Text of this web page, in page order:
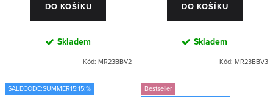
DO KOŠÍKU
Skladem
Kód: MR23BBV2
DO KOŠÍKU
Skladem
Kód: MR23BBV3
SALECODE:SUMMER15:15:%
Bestseller